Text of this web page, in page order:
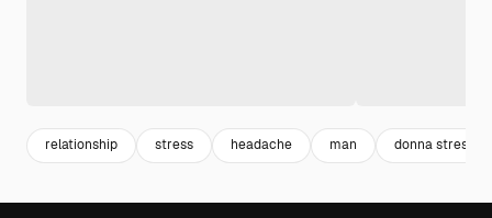
relationship stress headache man donna